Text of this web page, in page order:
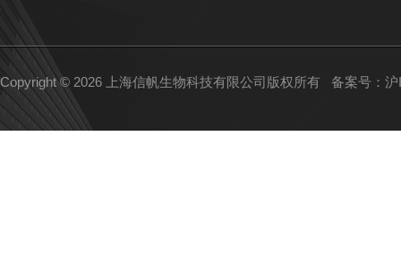
Copyright © 2026 上海信帆生物科技有限公司版权所有 备案号：